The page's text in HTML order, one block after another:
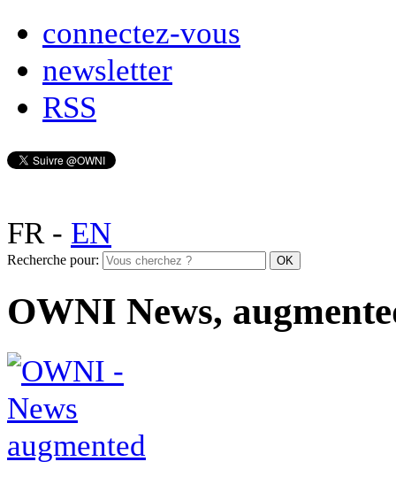
connectez-vous
newsletter
RSS
FR- EN
Recherche pour:
OWNI News,